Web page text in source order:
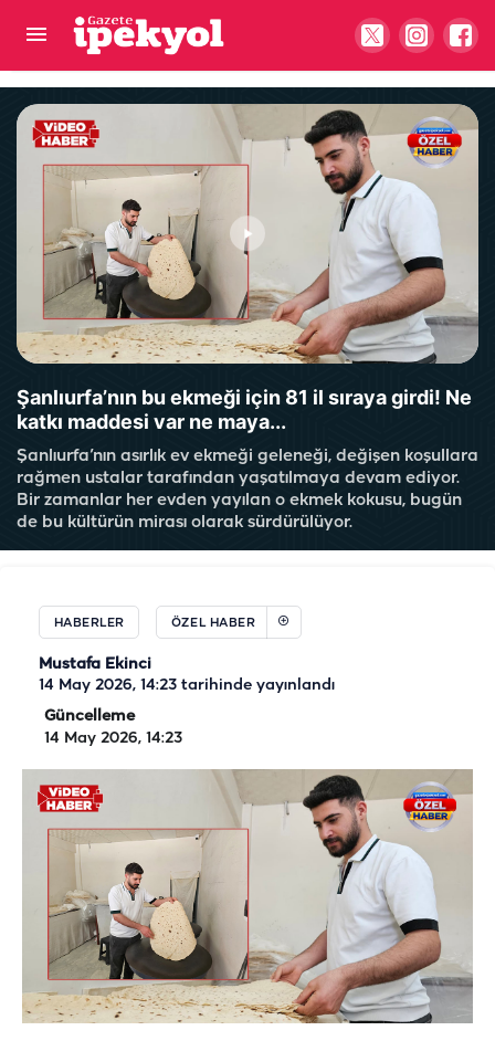
Şanlıurfa’nın bu ekmeği için 81 il sıraya girdi! Ne
katkı maddesi var ne maya...
Şanlıurfa’nın asırlık ev ekmeği geleneği, değişen koşullara
rağmen ustalar tarafından yaşatılmaya devam ediyor.
Bir zamanlar her evden yayılan o ekmek kokusu, bugün
de bu kültürün mirası olarak sürdürülüyor.
HABERLER ÖZEL HABER
Mustafa Ekinci
14 May 2026, 14:23 tarihinde yayınlandı
Güncelleme
14 May 2026, 14:23
Şanlıurfa bu manzarayı hak etmiyor! "Ziyaretçi
yokken bu ayıptan kurtulalım!"